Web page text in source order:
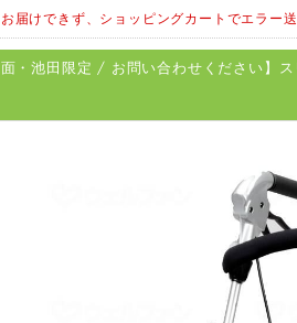
お届けできず、ショッピングカートでエラー
・池田限定 / お問い合わせください】